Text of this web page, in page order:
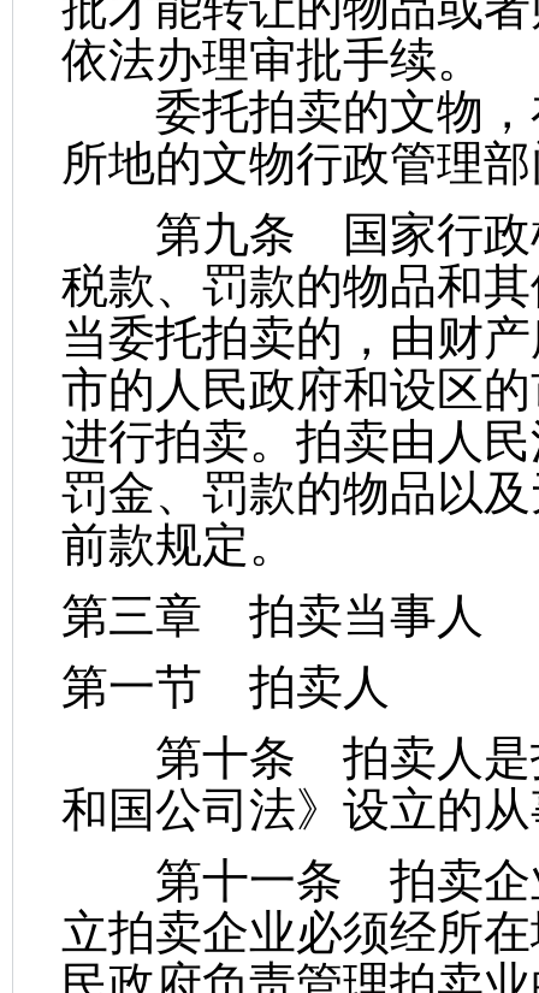
依法办理审批手续。
委托拍卖的文物，
所地的文物行政管理
第九条 国家行政
税款、罚款的物品和
当委托拍卖的，由财
市的人民政府和设区
进行拍卖。拍卖由人
罚金、罚款的物品以
前款规定。
第三章 拍卖当事人
第一节 拍卖人
第十条 拍卖人是
和国公司法》设立的
第十一条 拍卖企
立拍卖企业必须经所